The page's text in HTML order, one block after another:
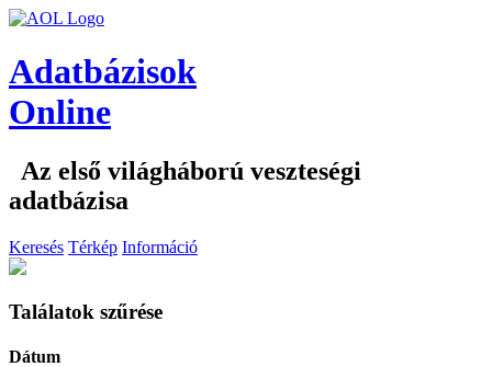
Adatbázisok
Online
Az első világháború veszteségi
adatbázisa
Keresés Térkép Információ
Találatok szűrése
Dátum